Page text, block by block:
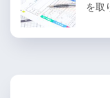
を取